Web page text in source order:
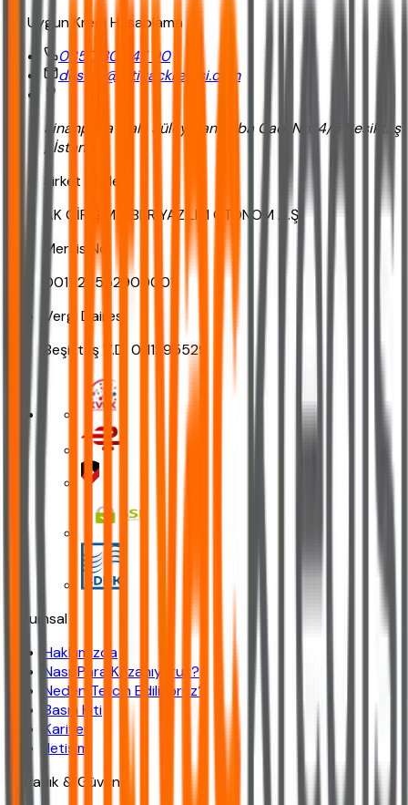
En Uygun Kredi Hesaplama
0850 302 47 90
destek@ihtiyackredisi.com
Sinanpaşa Mah. Süleyman Seba Cad. No:14/5 Beşiktaş
/ İstanbul
Şirket Bilgileri
AK GİRİŞİM SİBER YAZILIM OTONOM A.Ş.
Mersis No
0011129552900001
Vergi Dairesi
Beşiktaş V.D. 0111295529
Kurumsal
Hakkımızda
Nasıl Para Kazanıyoruz?
Neden Tercih Ediliyoruz?
Basın Kiti
Kariyer
İletişim
Şeffaflık & Güven